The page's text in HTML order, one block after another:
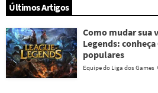
Últimos Artigos
Como mudar sua
Legends:
populares
Equipe do Liga dos Games